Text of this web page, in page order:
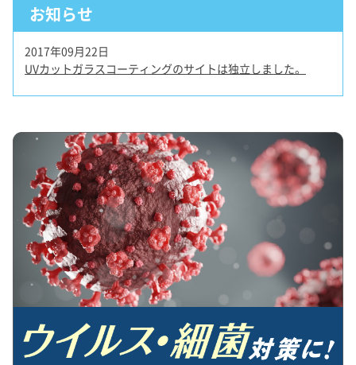
お知らせ
2017年09月22日
UVカットガラスコーティングのサイトは独立しました。